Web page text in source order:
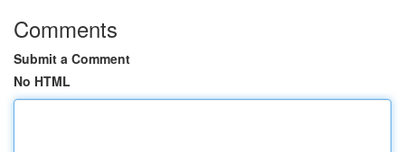
Comments
Submit a Comment
No HTML